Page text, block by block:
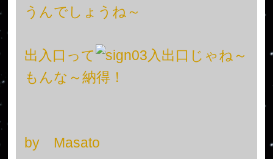
うんでしょうね～
出入口って
入出口じゃね～
もんな～納得！
by Masato